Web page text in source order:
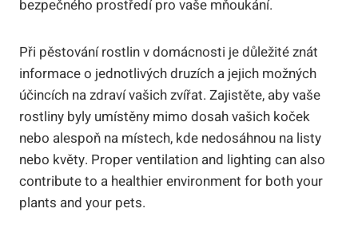
bezpečného prostředí pro vaše mňoukání.
Při pěstování rostlin v domácnosti je důležité znát
informace o jednotlivých druzích a jejich možných
účincích na zdraví vašich zvířat. Zajistěte, aby vaše
rostliny byly umístěny mimo dosah vašich koček
nebo alespoň na místech, kde nedosáhnou na listy
nebo květy. Proper ventilation and lighting can also
contribute to a healthier environment for both your
plants and your pets.